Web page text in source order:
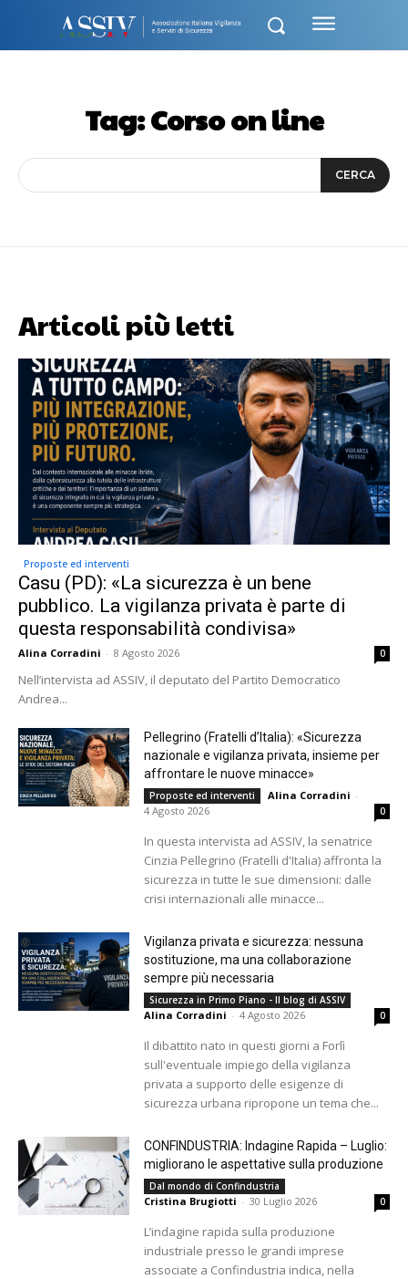
Tag:Corso on line
CERCA
Articoli più letti
Proposte ed interventi
Casu (PD): «La sicurezza è un bene
pubblico. La vigilanza privata è parte di
questa responsabilità condivisa»
Alina Corradini - 8 Agosto 2026 0
Nell’intervista ad ASSIV, il deputato del Partito Democratico
Andrea...
Pellegrino (Fratelli d’Italia): «Sicurezza
nazionale e vigilanza privata, insieme per
affrontare le nuove minacce»
Proposte ed interventi Alina Corradini -
4 Agosto 2026
0
In questa intervista ad ASSIV, la senatrice
Cinzia Pellegrino (Fratelli d'Italia) affronta la
sicurezza in tutte le sue dimensioni: dalle
crisi internazionali alle minacce...
Vigilanza privata e sicurezza: nessuna
sostituzione, ma una collaborazione
sempre più necessaria
Sicurezza in Primo Piano - Il blog di ASSIV
Alina Corradini - 4 Agosto 2026 0
Il dibattito nato in questi giorni a Forlì
sull'eventuale impiego della vigilanza
privata a supporto delle esigenze di
sicurezza urbana ripropone un tema che...
CONFINDUSTRIA: Indagine Rapida – Luglio:
migliorano le aspettative sulla produzione
Dal mondo di Confindustria
Cristina Brugiotti - 30 Luglio 2026 0
L’indagine rapida sulla produzione
industriale presso le grandi imprese
associate a Confindustria indica, nella